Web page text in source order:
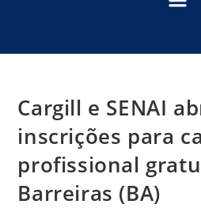
Cargill e SENAI
inscrições para
profissional
Barreiras (BA)